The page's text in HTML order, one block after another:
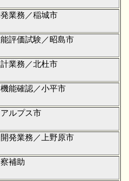
業務／稲城市
評価試験／昭島市
業務／北杜市
能確認／小平市
ルプス市
発業務／上野原市
補助